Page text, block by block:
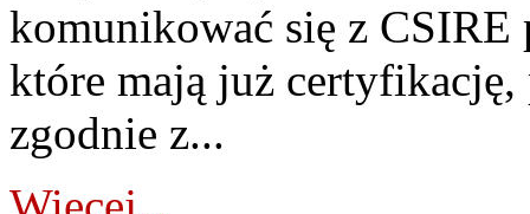
komunikować się z
które mają już
zgodnie z...